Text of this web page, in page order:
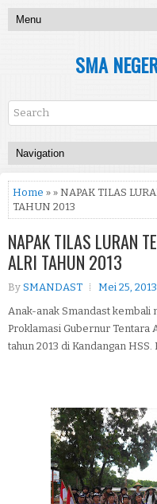
SMA
Home » » NAPAK TILAS
TAHUN 2013
NAPAK TILAS LURAN
ALRI TAHUN 2013
By SMANDAST Mei 25, 2013
Anak-anak Smandast kembali
Proklamasi Gubernur Tentara
tahun 2013 di Kandangan